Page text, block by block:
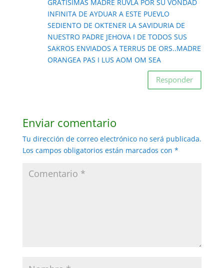
GRATISIMAS MADRE RUVLA POR SU VONDAD
INFINITA DE AYDUAR A ESTE PUEVLO
SEDIENTO DE OKTENER LA SAVIDURIA DE
NUESTRO PADRE JEHOVA I DE TODOS SUS
SAKROS ENVIADOS A TERRUS DE ORS..MADRE
ORANGEA PAS I LUS AOM OM SEA
Responder
Enviar comentario
Tu dirección de correo electrónico no será publicada.
Los campos obligatorios están marcados con *